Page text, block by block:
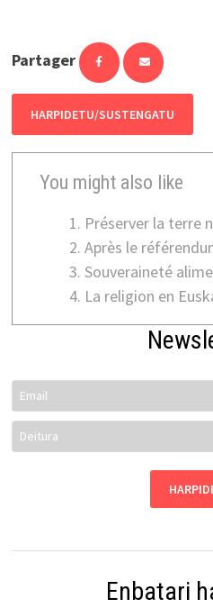
Partager
HARPIDETU/SUSTENGATU
You might also like
Préserver la terre
Après le
Souveraineté
La religion en
Enbatari